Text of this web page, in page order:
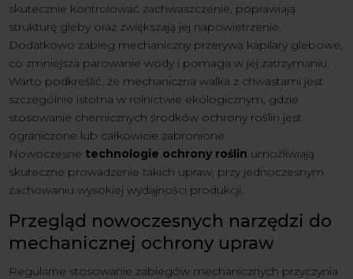
skutecznie kontrolować zachwaszczenie, poprawiają
strukturę gleby oraz zwiększają jej napowietrzenie.
Dodatkowo zabieg mechaniczny przerywa kapilary glebowe,
co zmniejsza parowanie wody i pomaga w jej zatrzymaniu.
Warto podkreślić, że mechaniczna walka z chwastami jest
szczególnie istotna w rolnictwie ekologicznym, gdzie
stosowanie chemicznych środków ochrony roślin jest
ograniczone lub całkowicie zabronione.
Nowoczesne technologie ochrony roślin umożliwiają
skuteczne prowadzenie takich upraw, przy jednoczesnym
zachowaniu wysokiej wydajności produkcji.
Przegląd nowoczesnych narzędzi do
mechanicznej ochrony upraw
Regularne stosowanie zabiegów mechanicznych przyczynia